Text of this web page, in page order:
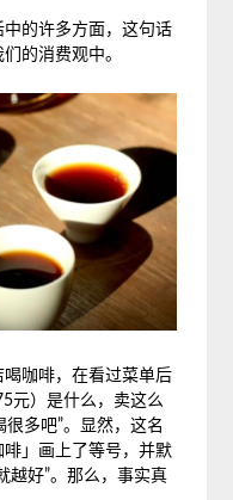
的许多方面，这句话
的消费观中。
咖啡，在看过菜单后
元）是什么，卖这么
多吧”。显然，这名
」画上了等号，并默
越好”。那么，事实真